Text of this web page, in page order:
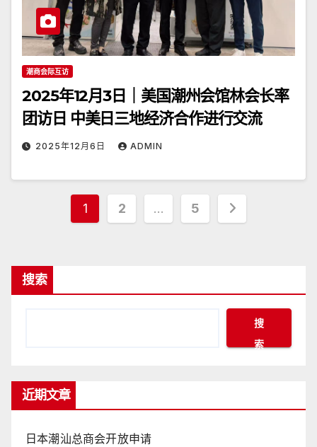
潮商会际互访
2025年12月3日｜美国潮州会馆林会长率
团访日 中美日三地经济合作进行交流
2025年12月6日 ADMIN
文
页
1 2 … 5
搜索
搜
索
近期文章
日本潮汕总商会开放申请